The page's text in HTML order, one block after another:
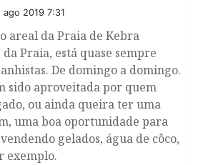
ago 2019 7:31
areal da Praia de Kebra
Praia, está quase sempre
De domingo a domingo.
sido aproveitada por quem
ou ainda queira ter uma
uma boa oportunidade para
gelados, água de côco,
exemplo.